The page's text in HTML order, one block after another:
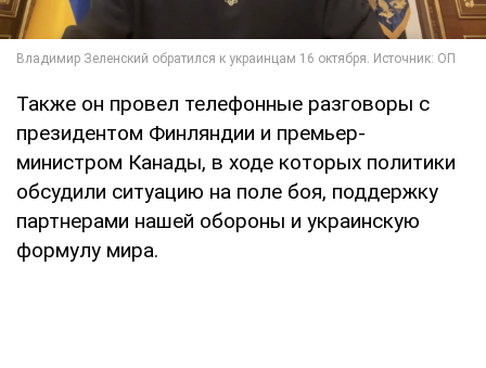
Также он провел телефонные разговоры с
президентом Финляндии и премьер-
министром Канады, в ходе которых политики
обсудили ситуацию на поле боя, поддержку
партнерами нашей обороны и украинскую
формулу мира.